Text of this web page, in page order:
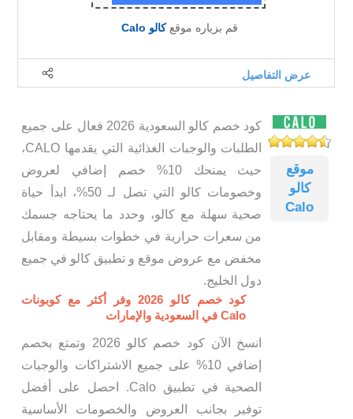
قم بزياره موقعكالو Calo
عرض التفاصيل
موقع
كالو
Calo
كود خصم كالو السعودية 2026 فعال على جميع
الطلبات والوجبات الغذائية التي يقدمها CALO،
حيث يمنحك 10% خصم إضافي لعروض
وخصومات كالو التي تصل لـ 50%، ابدأ حياة
صحية سهلة مع كالو، وحدد ما يحتاجه جسمك
من سعرات حرارية في خطوات بسيطة ومقابل
مخفض مع عروض موقع و تطبيق كالو في جميع
دول الخليج.
كود خصم كالو 2026 وفر أكثر مع كوبونات
Calo في السعودية والإمارات
انسخ الآن كود خصم كالو 2026 وتمتع بخصم
إضافي 10% على جميع الاشتراكات والوجبات
الصحية في تطبيق Calo. احصل على أفضل
توفير بجانب العروض والخصومات الأساسية